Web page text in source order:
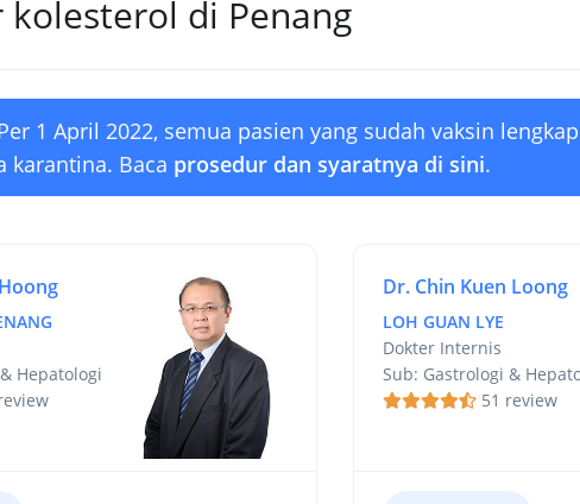
di Penang
1 April 2022, semua pasien yang sudah vaksin
karantina. Baca prosedur dan syaratnya di sini.
Hepatologi
Dr. Chin Kuen Loong
LOH GUAN LYE
Dokter Internis
Sub: Gastrologi &
51 review